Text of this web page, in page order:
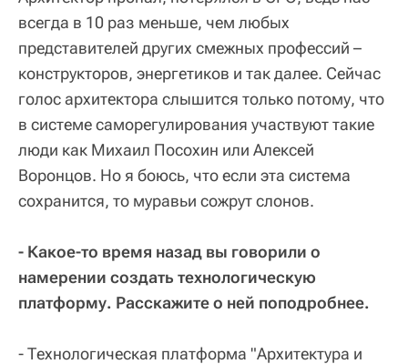
всегда в 10 раз меньше, чем любых
представителей других смежных профессий –
конструкторов, энергетиков и так далее. Сейчас
голос архитектора слышится только потому, что
в системе саморегулирования участвуют такие
люди как Михаил Посохин или Алексей
Воронцов. Но я боюсь, что если эта система
сохранится, то муравьи сожрут слонов.
- Какое-то время назад вы говорили о
намерении создать технологическую
платформу. Расскажите о ней поподробнее.
- Технологическая платформа "Архитектура и